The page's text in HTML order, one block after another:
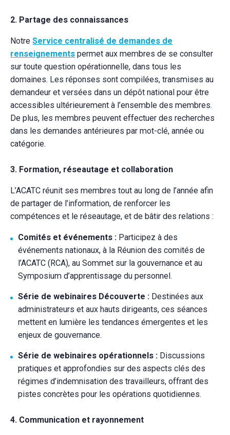
2. Partage des connaissances
NotreService centralisé de demandes de
renseignements permet aux membres de se consulter
sur toute question opérationnelle, dans tous les
domaines. Les réponses sont compilées, transmises au
demandeur et versées dans un dépôt national pour être
accessibles ultérieurement à l’ensemble des membres.
De plus, les membres peuvent effectuer des recherches
dans les demandes antérieures par mot-clé, année ou
catégorie.
3. Formation, réseautage et collaboration
L’ACATC réunit ses membres tout au long de l’année afin
de partager de l’information, de renforcer les
compétences et le réseautage, et de bâtir des relations :
Comités et événements : Participez à des
événements nationaux, à la Réunion des comités de
l’ACATC (RCA), au Sommet sur la gouvernance et au
Symposium d’apprentissage du personnel.
Série de webinaires Découverte : Destinées aux
administrateurs et aux hauts dirigeants, ces séances
mettent en lumière les tendances émergentes et les
enjeux de gouvernance.
Série de webinaires opérationnels : Discussions
pratiques et approfondies sur des aspects clés des
régimes d’indemnisation des travailleurs, offrant des
pistes concrètes pour les opérations quotidiennes.
4. Communication et rayonnement